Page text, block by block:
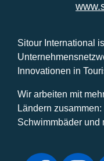
Sitour International
Innovationen in
Wir arbeiten mit
Ländern
Schwimmbäder und